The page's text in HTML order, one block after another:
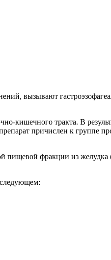
вызывают
кишечного тракта. В
причислен к группе
пищевой фракции из